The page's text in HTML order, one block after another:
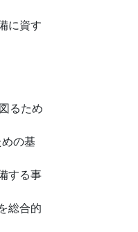
に資す
るため
の基
する事
総合的